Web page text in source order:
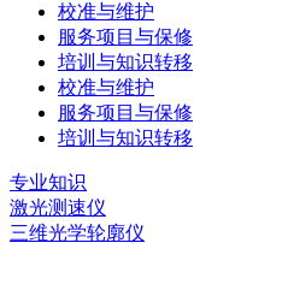
校准与维护
服务项目与保修
培训与知识转移
校准与维护
服务项目与保修
培训与知识转移
专业知识
激光测速仪
三维光学轮廓仪